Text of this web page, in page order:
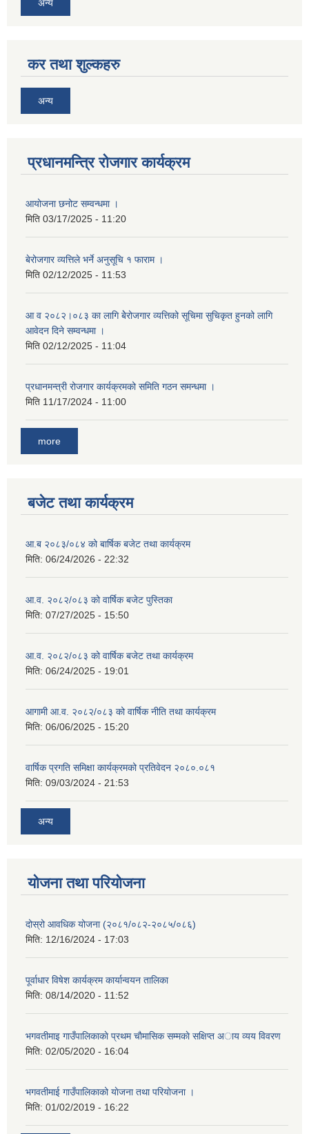
अन्य
कर तथा शुल्कहरु
अन्य
प्रधानमन्त्रि रोजगार कार्यक्रम
आयोजना छनोट सम्वन्धमा ।
मिति 03/17/2025 - 11:20
बेरोजगार व्यत्तिले भर्ने अनुसूचि १ फाराम ।
मिति 02/12/2025 - 11:53
आ व २०८२।०८३ का लागि बेेरोजगार व्यत्तिको सूचिमा सुचिकृत हुनको लागि
आवेदन दिने सम्वन्धमा ।
मिति 02/12/2025 - 11:04
प्रधानमन्त्री रोजगार कार्यक्रमको समिति गठन समन्धमा ।
मिति 11/17/2024 - 11:00
more
बजेट तथा कार्यक्रम
आ.ब २०८३/०८४ को बार्षिक बजेट तथा कार्यक्रम
मिति: 06/24/2026 - 22:32
आ.व. २०८२/०८३ को वार्षिक बजेट पुस्तिका
मिति: 07/27/2025 - 15:50
आ.व. २०८२/०८३ को वार्षिक बजेट तथा कार्यक्रम
मिति: 06/24/2025 - 19:01
आगामी आ.व. २०८२/०८३ को वार्षिक नीति तथा कार्यक्रम
मिति: 06/06/2025 - 15:20
वार्षिक प्रगति समिक्षा कार्यक्रमको प्रतिवेदन २०८०.०८१
मिति: 09/03/2024 - 21:53
अन्य
योजना तथा परियोजना
दोस्रो आवधिक योजना (२०८१/०८२-२०८५/०८६)
मिति: 12/16/2024 - 17:03
पूर्वाधार विषेश कार्यक्रम कार्यान्वयन तालिका
मिति: 08/14/2020 - 11:52
भगवतीमाइ गाउँपालिकाकाे प्रथम चाैमासिक सम्मकाे सक्षिप्त अाय व्यय विवरण
मिति: 02/05/2020 - 16:04
भगवतीमाई गाउँपालिकाको याेजना तथा परियाेजना ।
मिति: 01/02/2019 - 16:22